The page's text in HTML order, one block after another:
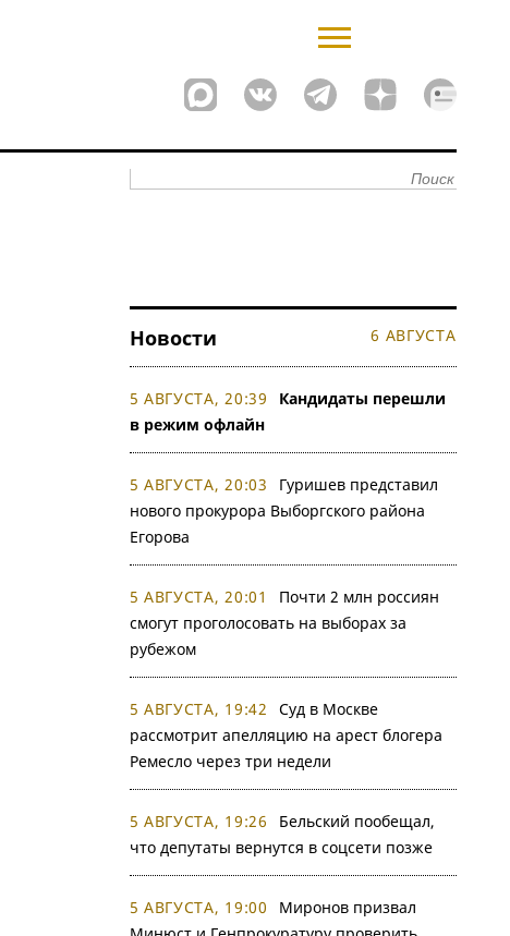
Новости 6 АВГУСТА
5 АВГУСТА, 20:39
Кандидаты перешли
в режим офлайн
5 АВГУСТА, 20:03
Гуришев представил
нового прокурора Выборгского района
Егорова
5 АВГУСТА, 20:01
Почти 2 млн россиян
смогут проголосовать на выборах за
рубежом
5 АВГУСТА, 19:42
Суд в Москве
рассмотрит апелляцию на арест блогера
Ремесло через три недели
5 АВГУСТА, 19:26
Бельский пообещал,
что депутаты вернутся в соцсети позже
5 АВГУСТА, 19:00
Миронов призвал